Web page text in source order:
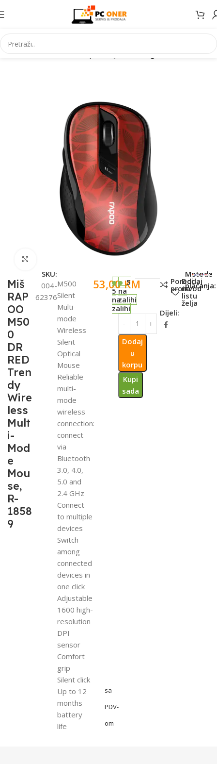
Početna Informatika PC periferija Miševi i grafički tableti
Miš
RAP
OO
M50
0
DR
RED
Tren
dy
Wire
less
Mult
i-
Mod
e
Mou
se,
R-
1858
9
SKU:
004-
62376
M500
Silent
Multi-
mode
Wireless
Silent
Optical
Mouse
Reliable
multi-
mode
wireless
connection:
connect
via
Bluetooth
3.0, 4.0,
5.0 and
2.4 GHz
Connect
to multiple
devices
Switch
among
connected
devices in
one click
Adjustable
1600 high-
resolution
DPI
sensor
Comfort
grip
Silent click
Up to 12
months
battery
life
53,00KM
sa
PDV-
om
5
na
zalihi
5
na
zalihi
Dodaj
u
korpu
Kupi
sada
Poredi
proizvod
Dodaj
na
listu
želja
Dijeli:
Metode
plaćanja: